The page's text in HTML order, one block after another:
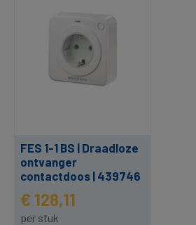
FES 1-1 BS | Draadloze
ontvanger
contactdoos | 439746
€ 128,11
per stuk